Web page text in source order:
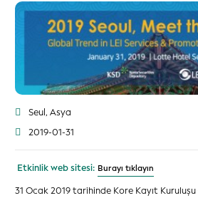
Seul, Asya
2019-01-31
Etkinlik web sitesi: Burayı tıklayın
31 Ocak 2019 tarihinde Kore Kayıt Kuruluşu